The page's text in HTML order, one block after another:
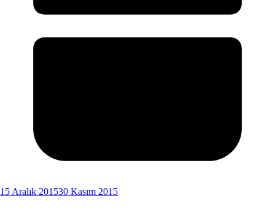
15 Aralık 201530 Kasım 2015